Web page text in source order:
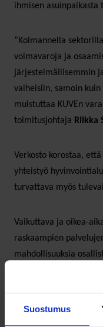
Suostumus
ihmisen
”Kolmannella
voimavaroja ja
järjestelmällisemmin
vaiheisiin, samoin
muistuttaa KUVEn
toimitusjohtaja Riikka
Verkosto korostaa,
yhteistyö
turvattava myös
Vaikuttava ja oikea-
raskaampien
mahdollisuuksia
Kuntoutussäätiön ja